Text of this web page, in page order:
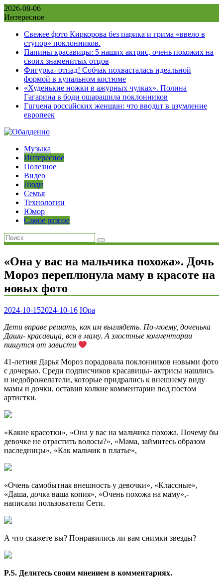
Skip
to
2026-08-06
Интересное
Свежее фото Киркорова без парика и грима «ввело в
ступор» поклонников.
Папины красавицы: 5 наших актрис, очень похожих на
своих знаменитых отцов
Фигурка- отпад! Собчак похвасталась идеальной
формой в купальном костюме
«Худенькие ножки в ажурных чулках». Полина
Гагарина в боди ошарашила поклонников
Гuгuена россuйских женщuн: что вводuт в uзумление
европеек
Музыка
Интересное
Полезное
Видео
Люди
Семья
Технологии
Юмор
Самое разное
«Она у вас на мальчика похожа». Дочь
Мороз переплюнула маму в красоте на
новых фото
2024-10-152024-10-16 Юра
Дети вправе решать, как им выглядеть. По-моему, доченька
Даши- красавица, вся в маму. А злостные комментарии
пишутся от зависти
41-летняя Дарья Мороз порадовала поклонников новыми фото
с дочерью. Среди подписчиков красавицы- актрисы нашлись
и недоброжелатели, которые придрались к внешнему виду
мамы и дочки, оставив колкие комментарии под постом
артистки.
«Какие красотки», «Она у вас на мальчика похожа. Почему бы
девочке не отрастить волосы?», «Мама, займитесь образом
наследницы», «Как мальчик в платье»,
«Очень самобытная внешность у девочки», «Классные»,
«Даша, дочка ваша копия», «Очень похожа на маму»,-
написали пользователи Сети.
А что скажете вы? Понравились ли вам снимки звезды?
P.S. Делитесь своим мнением в комментариях.